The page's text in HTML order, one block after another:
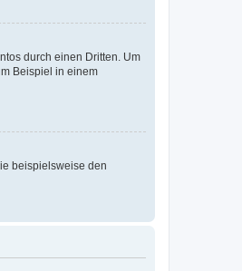
durch einen Dritten. Um
Beispiel in einem
beispielsweise den